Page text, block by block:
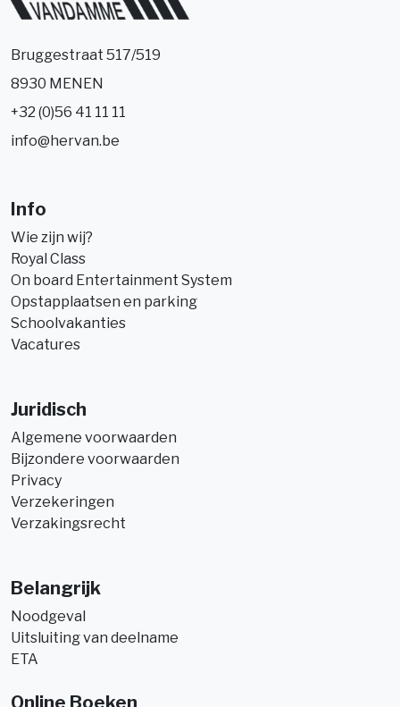
Bruggestraat 517/519
8930 MENEN
+32 (0)56 41 11 11
info@hervan.be
Info
Wie zijn wij?
Royal Class
On board Entertainment System
Opstapplaatsen en parking
Schoolvakanties
Vacatures
Juridisch
Algemene voorwaarden
Bijzondere voorwaarden
Privacy
Verzekeringen
Verzakingsrecht
Belangrijk
Noodgeval
Uitsluiting van deelname
ETA
Online Boeken